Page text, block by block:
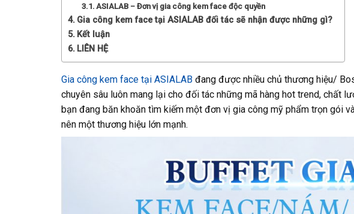
ASIALAB – Đơn vị gia công kem face độc quyền
Gia công kem face tại ASIALAB đối tác sẽ nhận được những gì?
Kết luận
LIÊN HỆ
Gia công kem face tại ASIALAB đang được nhiều chủ thương hiệu/
chuyên sâu luôn mang lại cho đối tác những mã hàng hot trend, chất
bạn đang băn khoăn tìm kiếm một đơn vị gia công mỹ phẩm trọn gói
nên một thương hiệu lớn mạnh.